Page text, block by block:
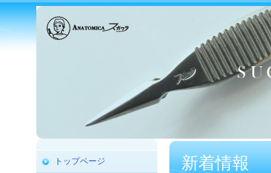
トップページ 新着情報